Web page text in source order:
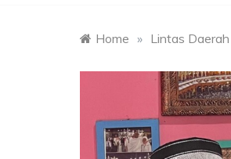
Home » Lintas Daerah